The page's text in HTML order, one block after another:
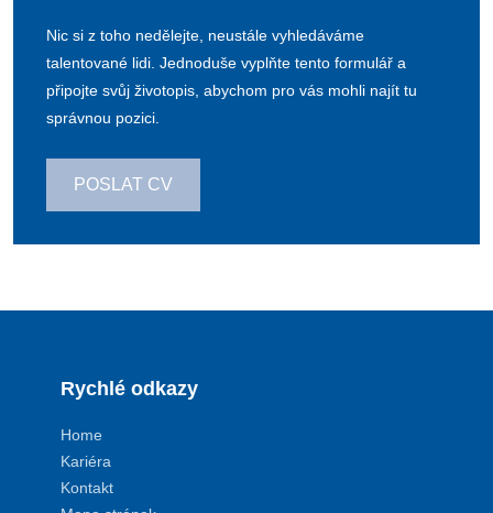
Nic si z toho nedělejte, neustále vyhledáváme
talentované lidi. Jednoduše vyplňte tento formulář a
připojte svůj životopis, abychom pro vás mohli najít tu
správnou pozici.
POSLAT CV
Rychlé odkazy
Home
Kariéra
Kontakt